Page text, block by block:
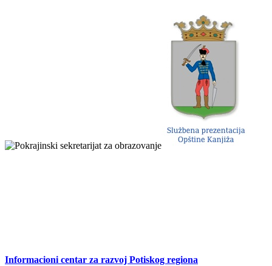
Informacioni centar za razvoj Potiskog regiona